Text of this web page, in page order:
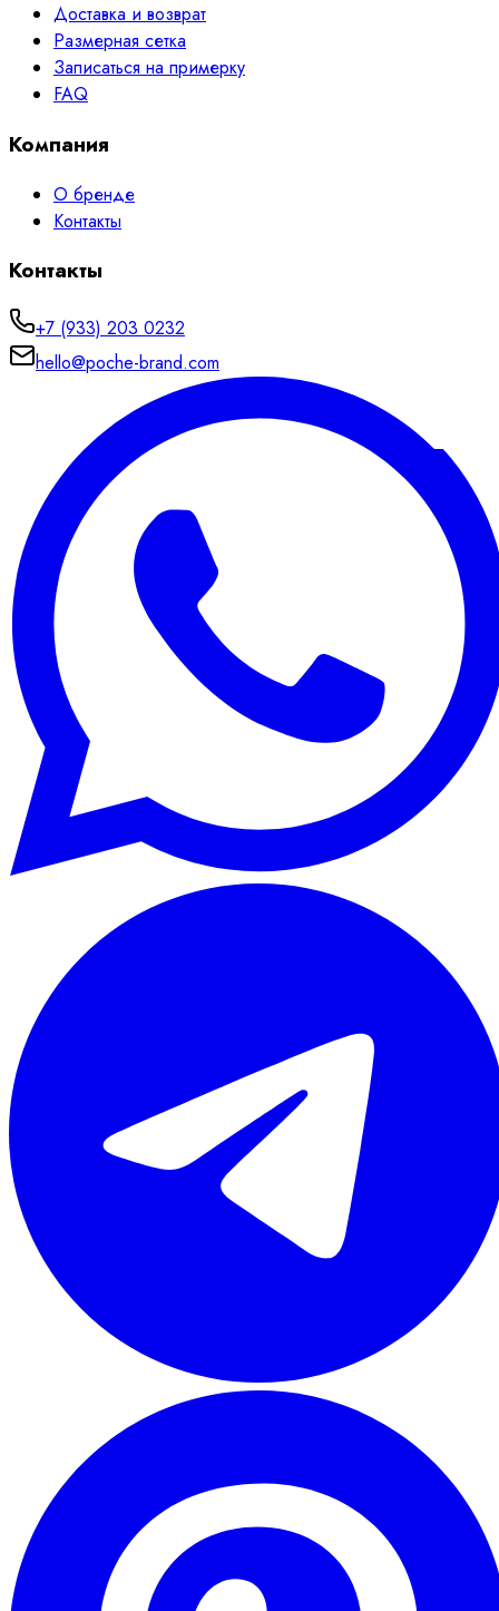
Доставка и возврат
Размерная сетка
Записаться на примерку
FAQ
Компания
О бренде
Контакты
Контакты
+7 (933) 203 0232
hello@poche-brand.com